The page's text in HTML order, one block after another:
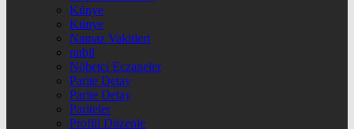
Künye
Künye
Namaz Vakitleri
nnbil
Nöbetçi Eczaneler
Parite Detay
Parite Detay
Pariteler
Profili Düzenle